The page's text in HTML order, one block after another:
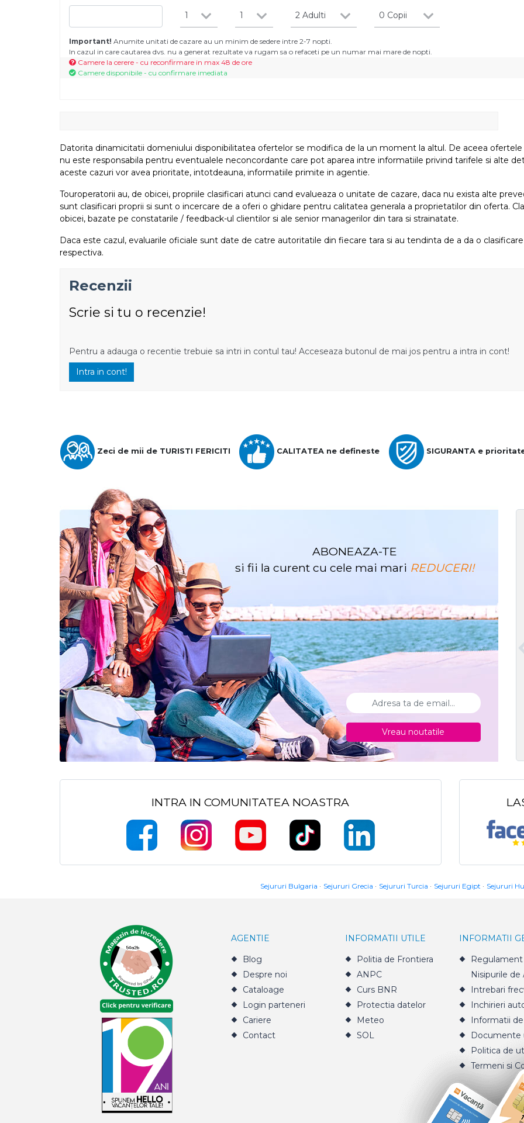
1
1
2 Adulti
0 Copii
Important! Anumite unitati de cazare au un minim de sedere intre 2-7 nopti.
In cazul in care cautarea dvs. nu a generat rezultate va rugam sa o refaceti pe un numar mai mare de nopti.
Camere la cerere - cu reconfirmare in max 48 de ore
Camere disponibile - cu confirmare imediata
Datorita dinamicitatii domeniului disponibilitatea ofertelor se modifica de la un moment la altul. De aceea
nu este responsabila pentru eventualele neconcordante care pot aparea intre informatiile privind tarifele si alte
aceste cazuri vor avea prioritate, intotdeauna, informatiile primite in agentie.
Touroperatorii au, de obicei, propriile clasificari atunci cand evalueaza o unitate de cazare, daca nu exista alte
sunt clasificari proprii si sunt o incercare de a oferi o ghidare pentru calitatea generala a proprietatilor din oferta.
obicei, bazate pe constatarile / feedback-ul clientilor si ale senior managerilor din tara si strainatate.
Daca este cazul, evaluarile oficiale sunt date de catre autoritatile din fiecare tara si au tendinta de a da o
respectiva.
Recenzii
Scrie si tu o recenzie!
Pentru a adauga o recentie trebuie sa intri in contul tau! Acceseaza butonul de mai jos pentru a intra in cont!
Intra in cont!
Zeci de mii de TURISTI FERICITI CALITATEA ne defineste SIGURANTA e
ABONEAZA-TE
si fii la curent cu cele mai mari REDUCERI!
Vreau noutatile
INTRA IN COMUNITATEA NOASTRA
Sejururi Bulgaria Sejururi Grecia Sejururi Turcia Sejururi Egipt Sejururi
AGENTIE
Blog
Despre noi
Cataloage
Login parteneri
Cariere
Contact
INFORMATII UTILE
Politia de Frontiera
ANPC
Curs BNR
Protectia datelor
Meteo
SOL
INFORMATII
Regulament
Nisipurile de
Intrebari
Inchirieri
Informatii
Documente
Politica de
Termeni si